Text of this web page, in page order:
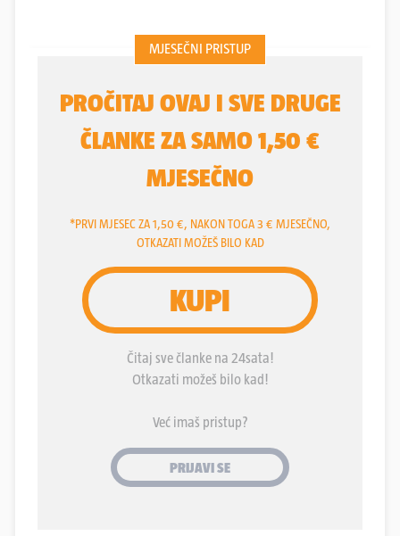
lokaciju, vidjet ćete kombi zatamnjenih stakala
riječke registracije. Nemojte pričati s vozačem niti
sam dobila dan ranije.